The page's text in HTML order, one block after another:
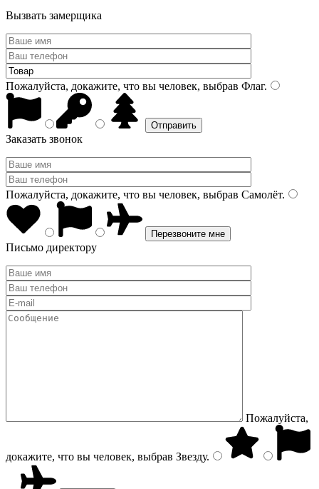
Вызвать замерщика
Пожалуйста, докажите, что вы человек, выбрав Флаг.
Заказать звонок
Пожалуйста, докажите, что вы человек, выбрав Самолёт.
Письмо директору
Пожалуйста,
докажите, что вы человек, выбрав Звезду.